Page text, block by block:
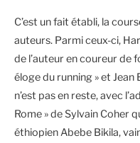
C’est un fait établi, la
auteurs. Parmi ceux-ci,
de l’auteur en coureur de
éloge du running » et Jean
n’est pas en reste, avec
Rome » de Sylvain Coher
éthiopien Abebe Bikila,